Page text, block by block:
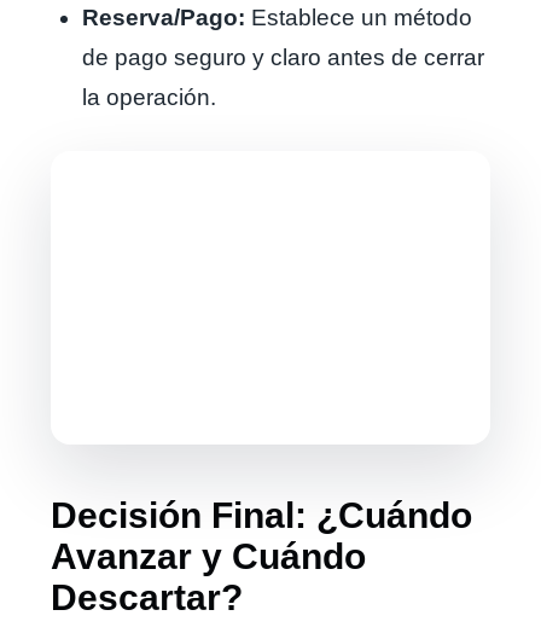
Reserva/Pago: Establece un método
de pago seguro y claro antes de cerrar
la operación.
Decisión Final: ¿Cuándo
Avanzar y Cuándo
Descartar?